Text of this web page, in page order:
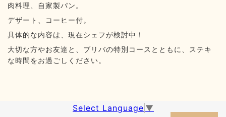
肉料理、自家製パン。
デザート、コーヒー付。
具体的な内容は、現在シェフが検討中！
大切な方やお友達と、ブリバの特別コースとともに、ステキ
な時間をお過ごしください。
Select Language ▼